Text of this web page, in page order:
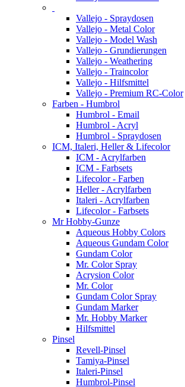
Vallejo - Spraydosen
Vallejo - Metal Color
Vallejo - Model Wash
Vallejo - Grundierungen
Vallejo - Weathering
Vallejo - Traincolor
Vallejo - Hilfsmittel
Vallejo - Premium RC-Color
Farben - Humbrol
Humbrol - Email
Humbrol - Acryl
Humbrol - Spraydosen
ICM, Italeri, Heller & Lifecolor
ICM - Acrylfarben
ICM - Farbsets
Lifecolor - Farben
Heller - Acrylfarben
Italeri - Acrylfarben
Lifecolor - Farbsets
Mr Hobby-Gunze
Aqueous Hobby Colors
Aqueous Gundam Color
Gundam Color
Mr. Color Spray
Acrysion Color
Mr. Color
Gundam Color Spray
Gundam Marker
Mr. Hobby Marker
Hilfsmittel
Pinsel
Revell-Pinsel
Tamiya-Pinsel
Italeri-Pinsel
Humbrol-Pinsel